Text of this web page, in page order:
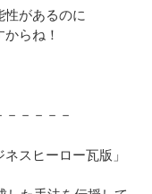
性があるのに
らね！
－－－－
スヒーロー瓦版」